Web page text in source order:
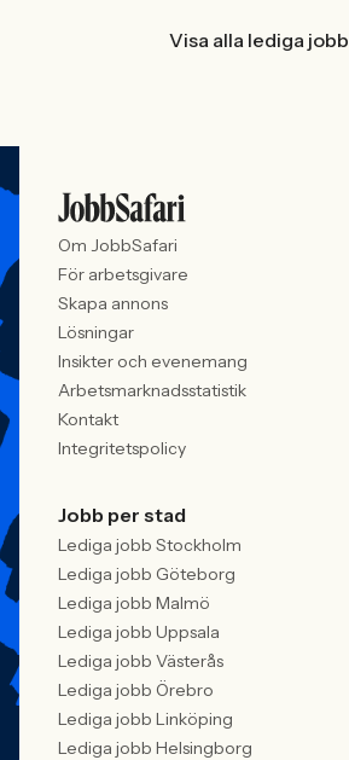
Visa alla lediga jobb
Om JobbSafari
För arbetsgivare
Skapa annons
Lösningar
Insikter och evenemang
Arbetsmarknadsstatistik
Kontakt
Integritetspolicy
Jobb per stad
Lediga jobb Stockholm
Lediga jobb Göteborg
Lediga jobb Malmö
Lediga jobb Uppsala
Lediga jobb Västerås
Lediga jobb Örebro
Lediga jobb Linköping
Lediga jobb Helsingborg